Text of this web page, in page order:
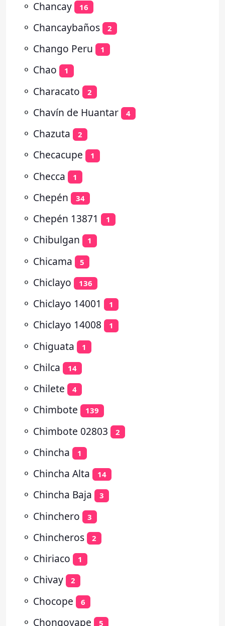
⚬ Chancay 16
⚬ Chancaybaños 2
⚬ Chango Peru 1
⚬ Chao 1
⚬ Characato 2
⚬ Chavín de Huantar 4
⚬ Chazuta 2
⚬ Checacupe 1
⚬ Checca 1
⚬ Chepén 34
⚬ Chepén 13871 1
⚬ Chibulgan 1
⚬ Chicama 5
⚬ Chiclayo 136
⚬ Chiclayo 14001 1
⚬ Chiclayo 14008 1
⚬ Chiguata 1
⚬ Chilca 14
⚬ Chilete 4
⚬ Chimbote 139
⚬ Chimbote 02803 2
⚬ Chincha 1
⚬ Chincha Alta 14
⚬ Chincha Baja 3
⚬ Chinchero 3
⚬ Chincheros 2
⚬ Chiriaco 1
⚬ Chivay 2
⚬ Chocope 6
⚬ Chongoyape 5